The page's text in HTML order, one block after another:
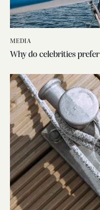
MEDIA
Why do celebrities